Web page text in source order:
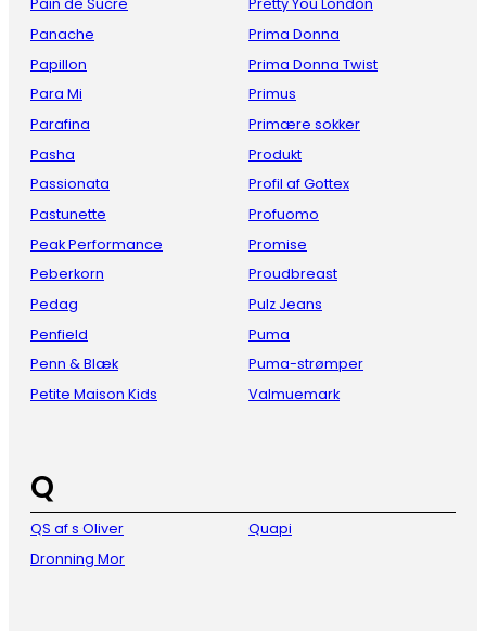
Pain de Sucre
Panache
Papillon
Para Mi
Parafina
Pasha
Passionata
Pastunette
Peak Performance
Peberkorn
Pedag
Penfield
Penn & Blæk
Petite Maison Kids
Pretty You London
Prima Donna
Prima Donna Twist
Primus
Primære sokker
Produkt
Profil af Gottex
Profuomo
Promise
Proudbreast
Pulz Jeans
Puma
Puma-strømper
Valmuemark
Q
QS af s Oliver
Dronning Mor
Quapi